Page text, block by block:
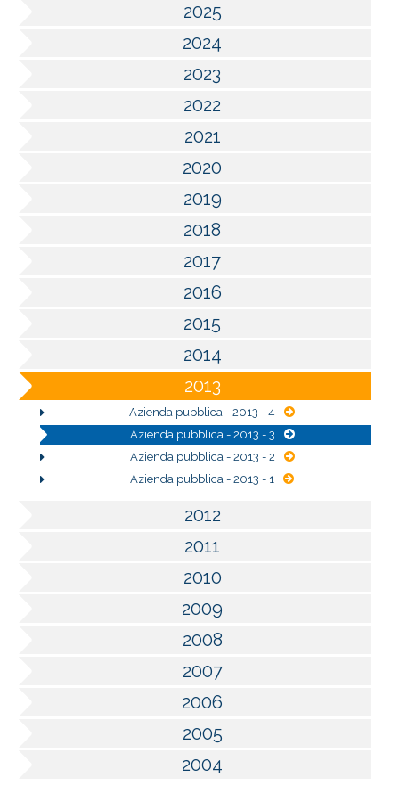
2025
2024
2023
2022
2021
2020
2019
2018
2017
2016
2015
2014
2013
Azienda pubblica - 2013 - 4
Azienda pubblica - 2013 - 3
Azienda pubblica - 2013 - 2
Azienda pubblica - 2013 - 1
2012
2011
2010
2009
2008
2007
2006
2005
2004